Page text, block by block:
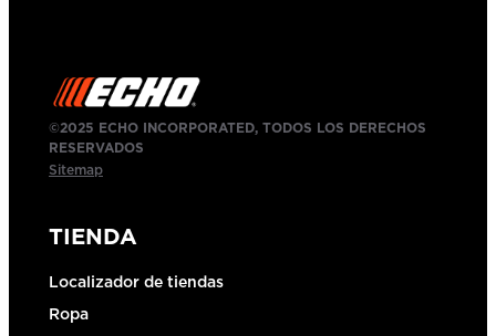
©2025 ECHO INCORPORATED, TODOS LOS DERECHOS
RESERVADOS
Sitemap
TIENDA
Localizador de tiendas
Ropa